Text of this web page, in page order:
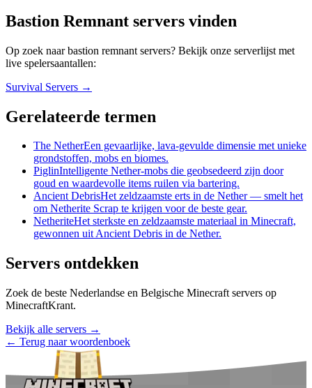
Bastion Remnant servers vinden
Op zoek naar bastion remnant servers? Bekijk onze serverlijst met
live spelersaantallen:
Survival Servers →
Gerelateerde termen
The NetherEen gevaarlijke, lava-gevulde dimensie met unieke
grondstoffen, mobs en biomes.
PiglinIntelligente Nether-mobs die geobsedeerd zijn door
goud en waardevolle items ruilen via bartering.
Ancient DebrisHet zeldzaamste erts in de Nether — smelt het
om Netherite Scrap te krijgen voor de beste gear.
NetheriteHet sterkste en zeldzaamste materiaal in Minecraft,
gewonnen uit Ancient Debris in de Nether.
Servers ontdekken
Zoek de beste Nederlandse en Belgische Minecraft servers op
MinecraftKrant.
Bekijk alle servers →
← Terug naar woordenboek